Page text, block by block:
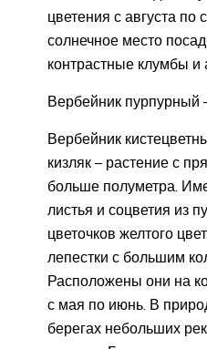
цветения с августа по
солнечное место
контрастные клумбы и
Вербейник пурпурный
Вербейник
кизляк – растение с
больше полуметра.
листья и соцветия из
цветочков желтого
лепестки с большим
Расположены они на
с мая по июнь. В
берегах небольших